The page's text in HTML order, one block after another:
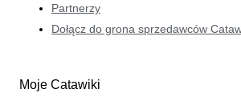
Partnerzy
Dołącz do grona sprzedawców
Moje Catawiki